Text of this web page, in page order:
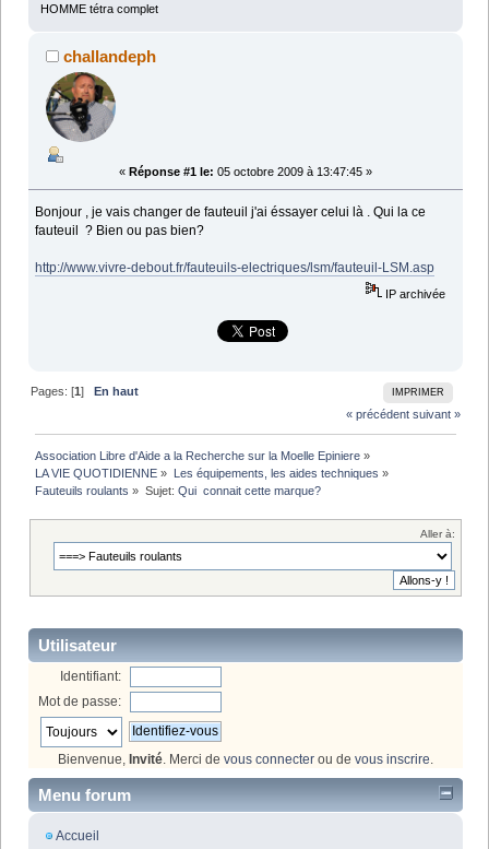
HOMME tétra complet
challandeph
« Réponse #1 le: 05 octobre 2009 à 13:47:45 »
Bonjour , je vais changer de fauteuil j'ai éssayer celui là . Qui la ce
fauteuil ? Bien ou pas bien?
http://www.vivre-debout.fr/fauteuils-electriques/lsm/fauteuil-LSM.asp
IP archivée
IMPRIMER
Pages: [1]En haut
« précédent suivant »
Association Libre d'Aide a la Recherche sur la Moelle Epiniere »
LA VIE QUOTIDIENNE » Les équipements, les aides techniques »
Fauteuils roulants » Sujet: Qui  connait cette marque?
Aller à:
Utilisateur
Identifiant:
Mot de passe:
Bienvenue, Invité. Merci de vous connecter ou de vous inscrire.
Menu forum
Accueil